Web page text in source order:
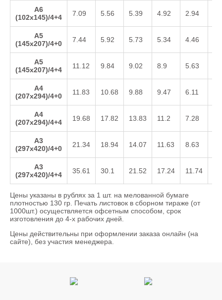
А6
(102х145)/4+4
7.09 5.56 5.39 4.92 2.94
А5
(145х207)/4+0
7.44 5.92 5.73 5.34 4.46
А5
(145х207)/4+4
11.12 9.84 9.02 8.9 5.63
А4
(207х294)/4+0
11.83 10.68 9.88 9.47 6.11
А4
(207х294)/4+4
19.68 17.82 13.83 11.2 7.28
А3
(297х420)/4+0
21.34 18.94 14.07 11.63 8.63
А3
(297х420)/4+4
35.61 30.1 21.52 17.24 11.74
Цены указаны в рублях за 1 шт. на мелованной бумаге
плотностью 130 гр. Печать листовок в сборном тираже (от
1000шт.) осуществляется офсетным способом, срок
изготовления до 4-х рабочих дней.
Цены действительны при оформлении заказа онлайн (на
сайте), без участия менеджера.